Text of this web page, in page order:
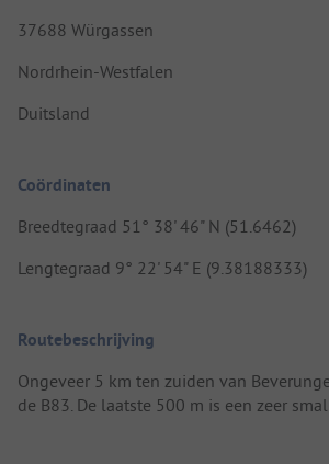
37688 Würgassen
Nordrhein-Westfalen
Duitsland
Coördinaten
Breedtegraad 51° 38' 46" N (51.6462)
Lengtegraad 9° 22' 54" E (9.38188333)
Routebeschrijving
Ongeveer 5 km ten zuiden van
de B83. De laatste 500 m is een zeer